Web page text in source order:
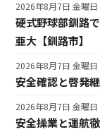
硬式野球部釧路
亜大【釧路市】
2026年8月7日 金曜日
安全確認と啓発
2026年8月7日 金曜日
安全操業と運航
2026年8月7日 金曜日